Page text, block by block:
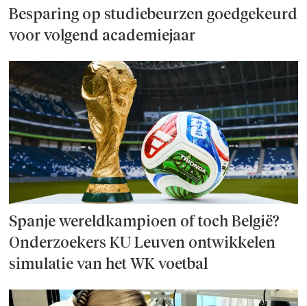
Besparing op studie­beurzen goed­ge­keurd
voor volgend academiejaar
Spanje wereld­kampioen of toch België?
Onderzoek­ers KU Leuven ontwikkelen
simulatie van het WK voetbal